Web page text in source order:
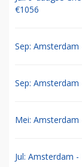
€1056
Sep: Amsterdam
Sep: Amsterdam
Mei:
Jul: Amsterdam